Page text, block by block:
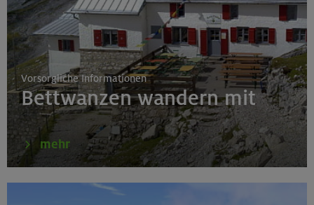
01.-04.10.26
Leichte Klettersteige rund um den Gardasee
Gardaseeberge
Vorsorgliche Informationen
Bettwanzen wandern mit
mehr